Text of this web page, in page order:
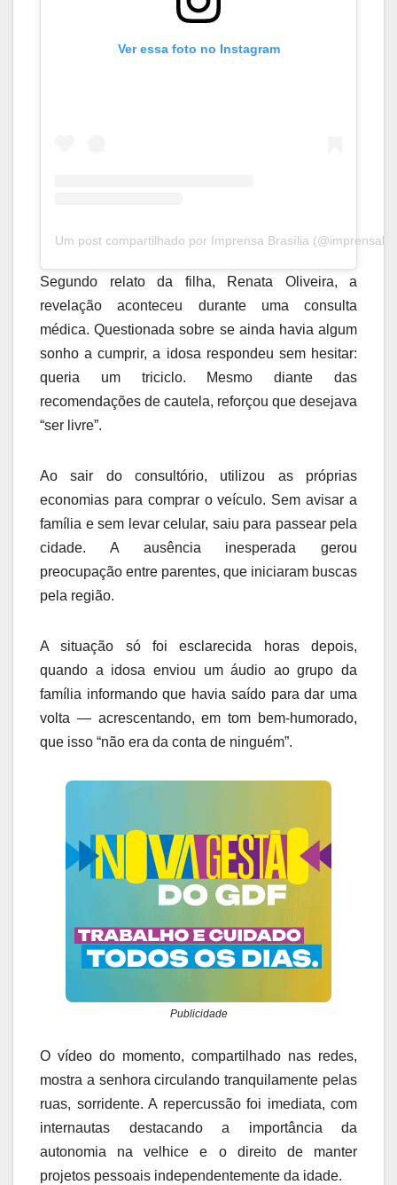
Ver essa foto no Instagram
Um post compartilhado por Imprensa Brasília
Segundo relato da filha, Renata Oliveira, a
revelação aconteceu durante uma consulta
médica. Questionada sobre se ainda havia algum
sonho a cumprir, a idosa respondeu sem hesitar:
queria um triciclo. Mesmo diante das
recomendações de cautela, reforçou que desejava
“ser livre”.
Ao sair do consultório, utilizou as próprias
economias para comprar o veículo. Sem avisar a
família e sem levar celular, saiu para passear pela
cidade. A ausência inesperada gerou
preocupação entre parentes, que iniciaram buscas
pela região.
A situação só foi esclarecida horas depois,
quando a idosa enviou um áudio ao grupo da
família informando que havia saído para dar uma
volta — acrescentando, em tom bem-humorado,
que isso “não era da conta de ninguém”.
Publicidade
O vídeo do momento, compartilhado nas redes,
mostra a senhora circulando tranquilamente pelas
ruas, sorridente. A repercussão foi imediata, com
internautas destacando a importância da
autonomia na velhice e o direito de manter
projetos pessoais independentemente da idade.